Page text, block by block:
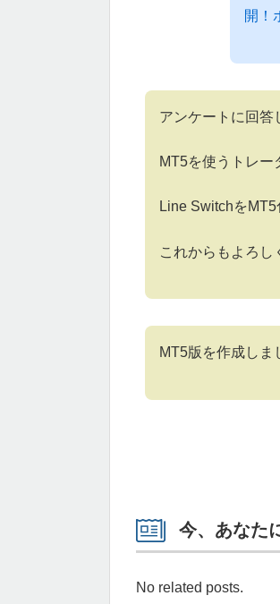
開！
アンケートに回答
MT5を使うトレー
Line SwitchをMT5
これからもよろし
MT5版を作成しま
今、あなた
No related posts.